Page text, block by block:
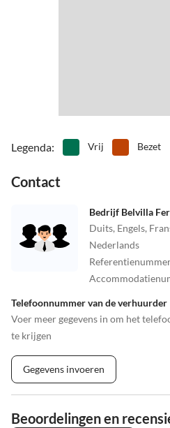
Legenda: Vrij Bezet
Contact
Bedrijf Belvilla
Duits, Engels,
Nederlands
Telefoonnummer van de verhuurder
Voer meer gegevens in om het
te krijgen
Gegevens invoeren
Beoordelingen en